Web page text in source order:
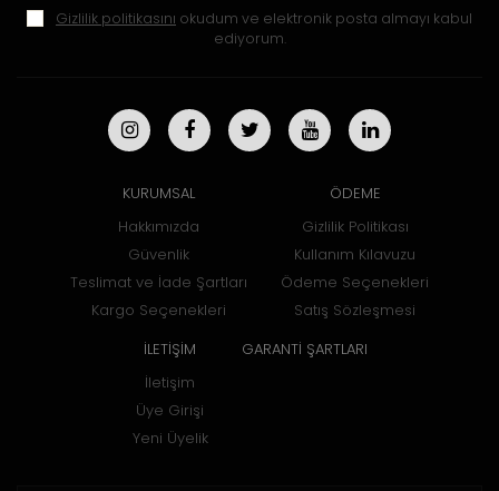
Gizlilik politikasını okudum ve elektronik posta almayı kabul
ediyorum.
KURUMSAL
Hakkımızda
Güvenlik
Teslimat ve İade Şartları
Kargo Seçenekleri
ÖDEME
Gizlilik Politikası
Kullanım Kılavuzu
Ödeme Seçenekleri
Satış Sözleşmesi
İLETİŞİM
İletişim
Üye Girişi
Yeni Üyelik
GARANTİ ŞARTLARI